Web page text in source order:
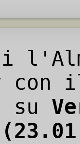
con
su